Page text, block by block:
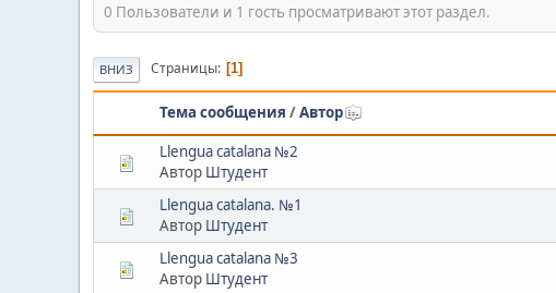
0 Пользователи и 1 гость просматривают этот раздел.
ВНИЗ Страницы 1
Тема сообщения /Автор
Llengua catalana №2
Автор Штудент
Llengua catalana. №1
Автор Штудент
Llengua catalana №3
Автор Штудент